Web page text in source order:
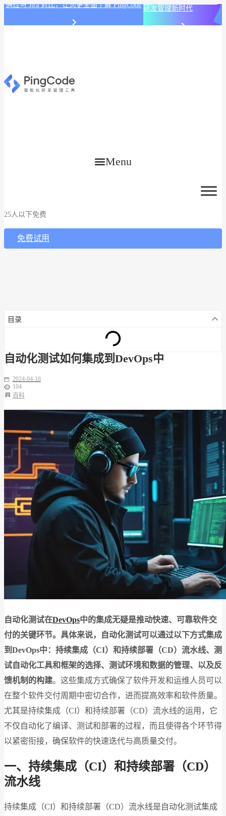
通过与 Jira 对比，让您更全面了解 PingCode 研发管理新时代
Menu
25人以下免费
免费试用
目录
自动化测试如何集成到DevOps中
2024-04-16
104
百科
自动化测试在DevOps中的集成无疑是推动快速、可靠软件交
付的关键环节。具体来说，自动化测试可以通过以下方式集成
到DevOps中：持续集成（CI）和持续部署（CD）流水线、测
试自动化工具和框架的选择、测试环境和数据的管理、以及反
馈机制的构建。这些集成方式确保了软件开发和运维人员可以
在整个软件交付周期中密切合作，进而提高效率和软件质量。
尤其是持续集成（CI）和持续部署（CD）流水线的运用，它
不仅自动化了编译、测试和部署的过程，而且使得各个环节得
以紧密衔接，确保软件的快速迭代与高质量交付。
一、持续集成（CI）和持续部署（CD）
流水线
持续集成（CI）和持续部署（CD）流水线是自动化测试集成